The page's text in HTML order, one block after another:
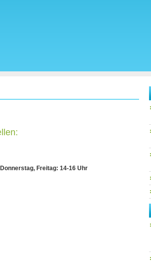
Freitag: 14-16 Uhr